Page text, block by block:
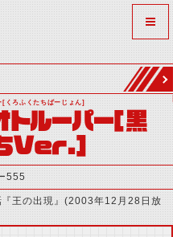
[くろふくたちばーじょん]
トルーパー[黒
Ver.]
555
王の出現』(2003年12月28日放